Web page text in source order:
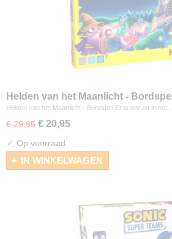
Helden van het Maanlicht - Bordspel
Helden van het Maanlicht - Bordspel Er is onrust in het…
€ 29,95 € 20,95
✓ Op voorraad
IN WINKELWAGEN